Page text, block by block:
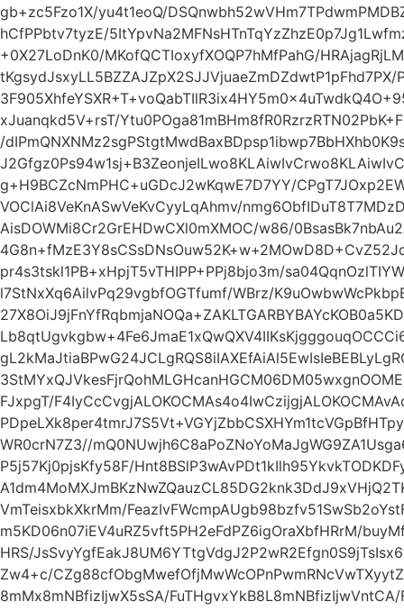
gb+zc5Fzo1X/yu4t1eoQ/
hCfPPbtv7tyzE/
+0X27LoDnK0/MKofQCTIoxyfXOQP7hMfPahG/
xJuanqkd5V+rsT/
/
g+H9BCZcNmPHC+uGDcJ2wKqwE7D7YY/
VOClAi8VeKnASwVeKvCyyLqAhmv/
AisDOWMi8Cr2GrEHDwCXl0mXMOC/w86/
pr4s3tskl1PB+xHpjT5vTHIPP+PPj8bjo3m/
l7StNxXq6AilvPq29vgbfOGTfumf/WBrz/
FJxpgT/
WR0crN7Z3//
P5j57Kj0pjsKfy58F/
VmTeisxbkXkrMm/
m5KD06n07iEV4uRZ5vft5PH2eFdPZ6igOraXbfHRrM/
HRS/
Zw4+c/
8mMx8mNBfizIjwX5sSA/